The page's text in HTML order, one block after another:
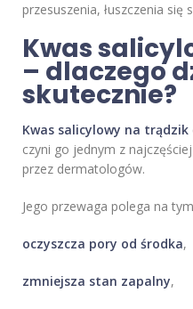
przesuszenia, łuszczenia się
Kwas
– dlaczego
skutecznie?
Kwas salicylowy na trądzik
czyni go jednym z
przez dermatologów.
Jego przewaga polega na
oczyszcza pory od środka,
zmniejsza stan zapalny,